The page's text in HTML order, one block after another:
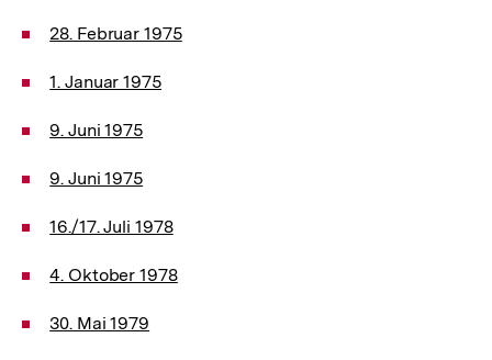
28. Februar 1975
1. Januar 1975
9. Juni 1975
9. Juni 1975
16./17. Juli 1978
4. Oktober 1978
30. Mai 1979